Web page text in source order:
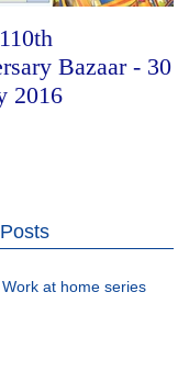
Bazaar - 30
2016
Work at home series